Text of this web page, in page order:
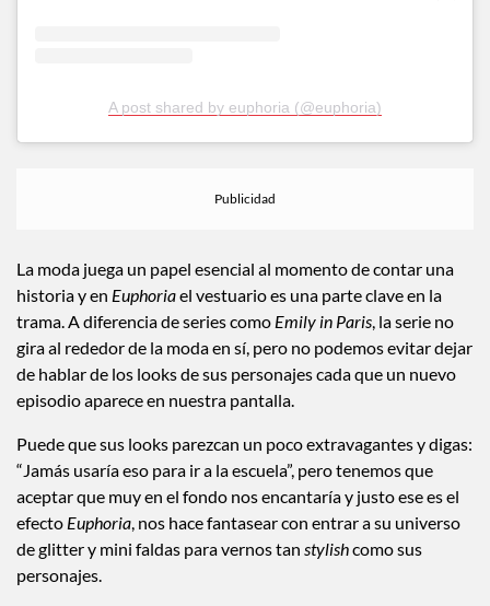
A post shared by euphoria (@euphoria)
La moda juega un papel esencial al momento de contar una
historia y en Euphoriael vestuario es una parte clave en la
trama. A diferencia de series como Emily in Paris, la serie no
gira al rededor de la moda en sí, pero no podemos evitar dejar
de hablar de los looks de sus personajes cada que un nuevo
episodio aparece en nuestra pantalla.
Puede que sus looks parezcan un poco extravagantes y digas:
“Jamás usaría eso para ir a la escuela”, pero tenemos que
aceptar que muy en el fondo nos encantaría y justo ese es el
efecto Euphoria, nos hace fantasear con entrar a su universo
de glitter y mini faldas para vernos tan stylishcomo sus
personajes.